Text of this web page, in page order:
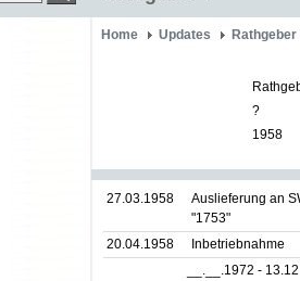
Home Updates Rathgeber
?
1958
27.03.1958
Auslieferung an
"1753"
20.04.1958
Inbetriebnahme
__.__.1972 -